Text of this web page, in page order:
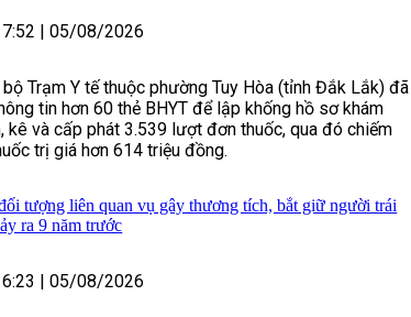
05/08/2026
bộ Trạm Y tế thuộc phường Tuy Hòa (tỉnh Đắk Lắk) đã
tin hơn 60 thẻ BHYT để lập khống hồ sơ khám
kê và cấp phát 3.539 lượt đơn thuốc, qua đó chiếm
trị giá hơn 614 triệu đồng.
tượng liên quan vụ gây thương tích, bắt giữ người trái
ra 9 năm trước
05/08/2026